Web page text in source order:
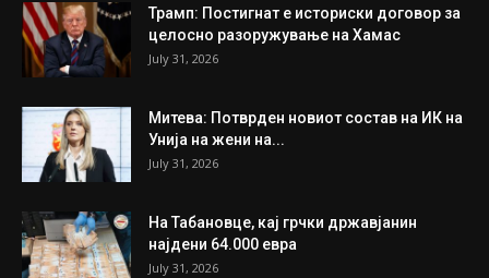
Трамп: Постигнат е историски договор за
целосно разоружување на Хамас
July 31, 2026
Митева: Потврден новиот состав на ИК на
Унија на жени на...
July 31, 2026
На Табановце, кај грчки државјанин
најдени 64.000 евра
July 31, 2026